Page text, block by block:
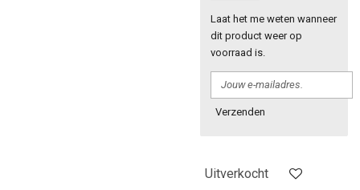
Laat het me weten wanneer
dit product weer op
voorraad is.
Verzenden
Uitverkocht